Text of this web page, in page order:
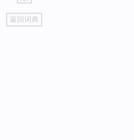
go
top
返回词典